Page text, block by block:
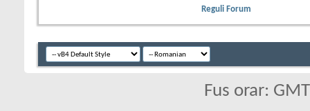
Reguli Forum
Fus orar: